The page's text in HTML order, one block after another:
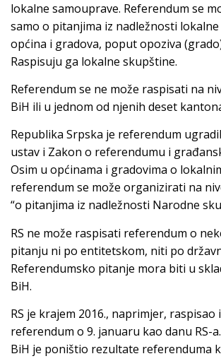
lokalne samouprave. Referendum se
samo o pitanjima iz nadležnosti
općina i gradova, poput opoziva
Raspisuju ga lokalne skupštine.
Referendum se ne može raspisati na
BiH ili u jednom od njenih deset
Republika Srpska je referendum
ustav i Zakon o referendumu i
Osim u općinama i gradovima o
referendum se može organizirati na
“o pitanjima iz nadležnosti Narodne
RS ne može raspisati referendum o
pitanju ni po entitetskom, niti po
Referendumsko pitanje mora biti u
BiH.
RS je krajem 2016., naprimjer, raspisao
referendum o 9. januaru kao danu RS-
BiH je poništio rezultate referenduma